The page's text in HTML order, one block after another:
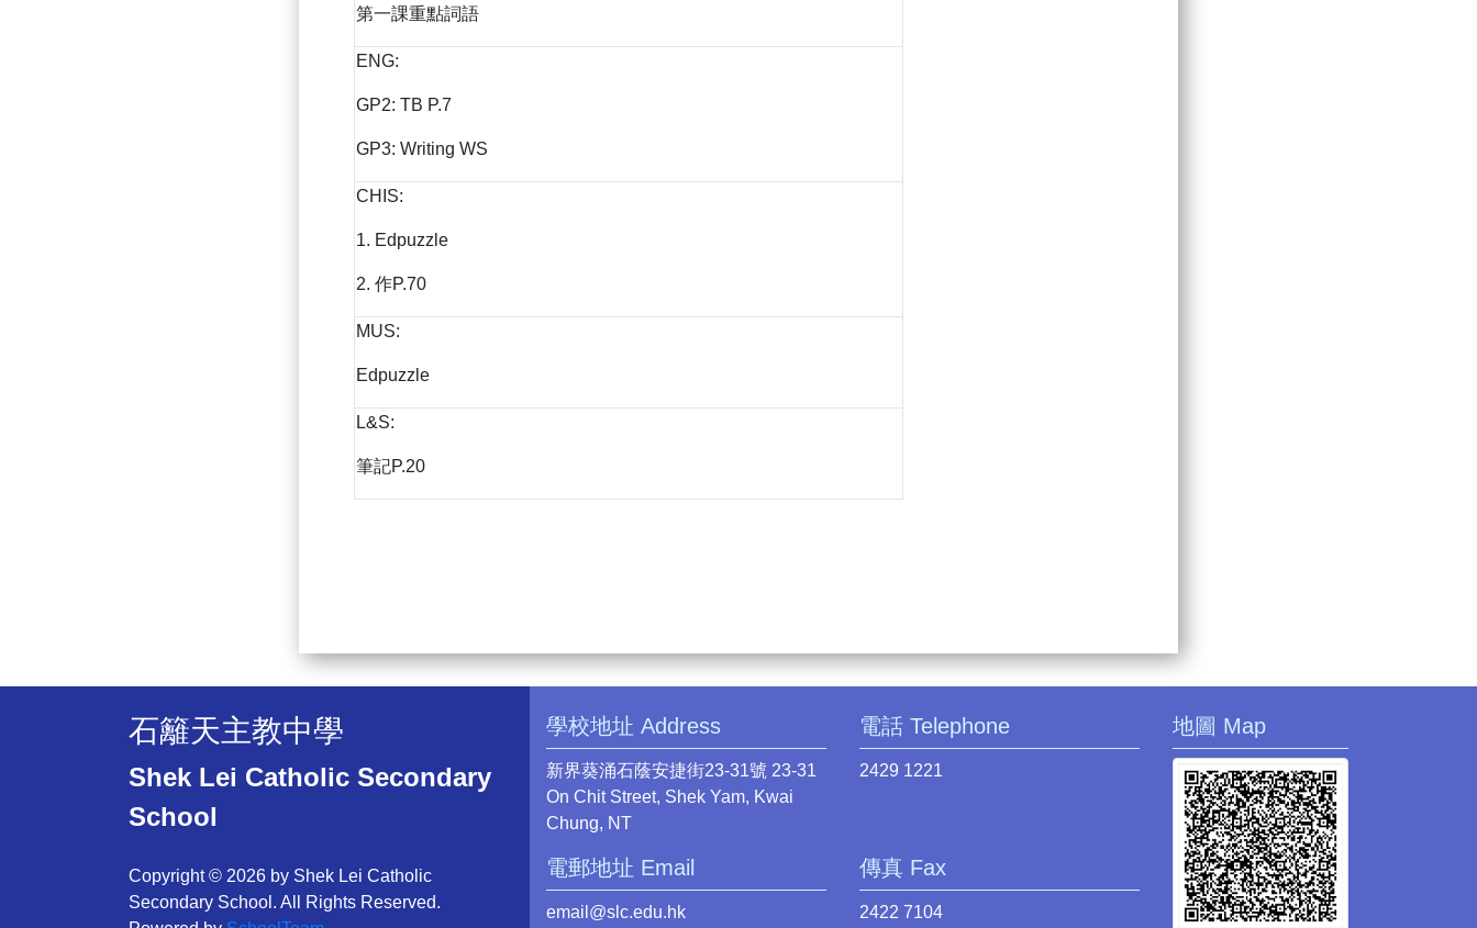
第一課重點詞語
ENG:
GP2: TB P.7
GP3: Writing WS
CHIS:
1. Edpuzzle
2. 作P.70
MUS:
Edpuzzle
L&S:
筆記P.20
石籬天主教中學
Shek Lei Catholic Secondary
School
Copyright © 2026 by Shek Lei Catholic
Secondary School. All Rights Reserved.
學校地址 Address
新界葵涌石蔭安捷街23-31號 23-31
On Chit Street, Shek Yam, Kwai
Chung, NT
電話 Telephone
2429 1221
電郵地址 Email
email@slc.edu.hk
傳真 Fax
2422 7104
地圖 Map